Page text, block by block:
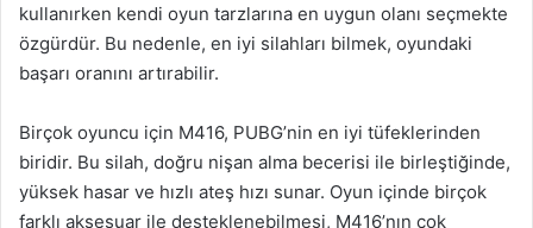
kullanırken kendi oyun tarzlarına en uygun olanı seçmekte
özgürdür. Bu nedenle, en iyi silahları bilmek, oyundaki
başarı oranını artırabilir.
Birçok oyuncu için M416, PUBG’nin en iyi tüfeklerinden
biridir. Bu silah, doğru nişan alma becerisi ile birleştiğinde,
yüksek hasar ve hızlı ateş hızı sunar. Oyun içinde birçok
farklı aksesuar ile desteklenebilmesi, M416’nın çok